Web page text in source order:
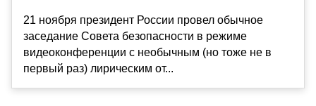
21 ноября президент России провел обычное
заседание Совета безопасности в режиме
видеоконференции с необычным (но тоже не в
первый раз) лирическим от...